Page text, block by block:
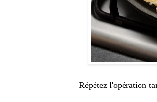
Répétez l'opération